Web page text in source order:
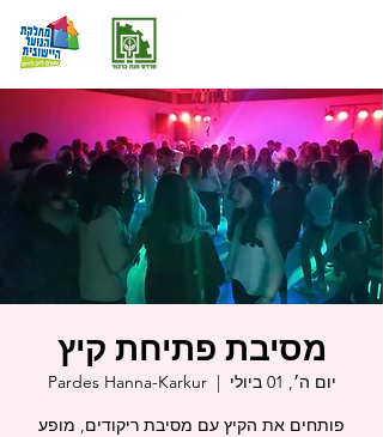
מסיבת פתיחת קיץ
יום ה׳, 01 ביולי
  |
Pardes Hanna-Karkur
פותחים את הקיץ עם מסיבת ריקודים, מופע